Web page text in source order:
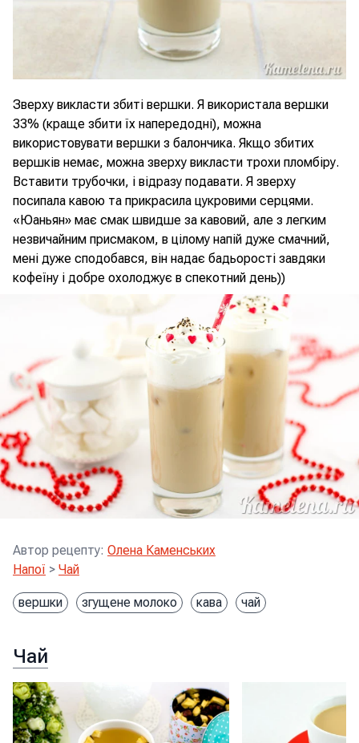
Зверху викласти збиті вершки. Я використала вершки
33% (краще збити їх напередодні), можна
використовувати вершки з балончика. Якщо збитих
вершків немає, можна зверху викласти трохи пломбіру.
Вставити трубочки, і відразу подавати. Я зверху
посипала кавою та прикрасила цукровими серцями.
«Юаньян» має смак швидше за кавовий, але з легким
незвичайним присмаком, в цілому напій дуже смачний,
мені дуже сподобався, він надає бадьорості завдяки
кофеїну і добре охолоджує в спекотний день))
Автор рецепту: Олена Каменських
Напої > Чай
вершки згущене молоко кава чай
Чай